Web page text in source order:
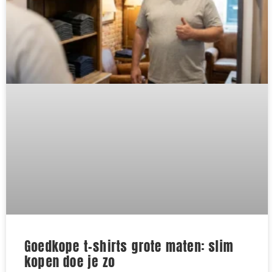
Goedkope t-shirts grote maten: slim
kopen doe je zo